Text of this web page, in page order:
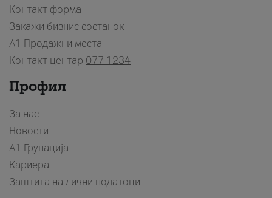
Контакт форма
Закажи бизнис состанок
A1 Продажни места
Контакт центар 077 1234
Профил
За нас
Новости
А1 Групација
Кариера
Заштита на лични податоци